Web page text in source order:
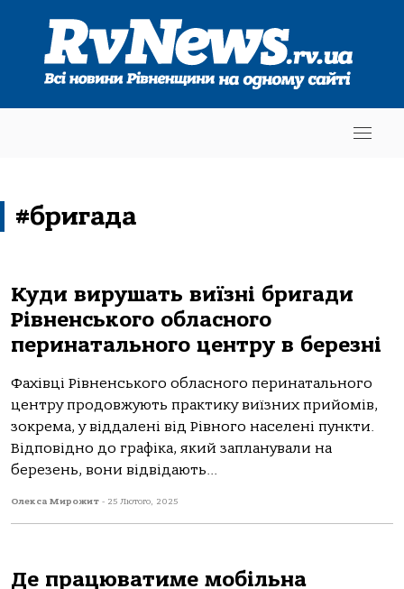
#бригада
Куди вирушать виїзні бригади
Рівненського обласного
перинатального центру в березні
Фахівці Рівненського обласного перинатального
центру продовжують практику виїзних прийомів,
зокрема, у віддалені від Рівного населені пункти.
Відповідно до графіка, який запланували на
березень, вони відвідають...
Олекса Мирожит - 25 Лютого, 2025
Де працюватиме мобільна